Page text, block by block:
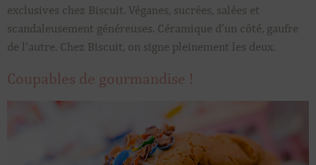
exclusives chez Biscuit. Véganes, sucrées, salées et
scandaleusement généreuses. Céramique d’un côté, gaufre
de l’autre. Chez Biscuit, on signe pleinement les deux.
Coupables de gourmandise !